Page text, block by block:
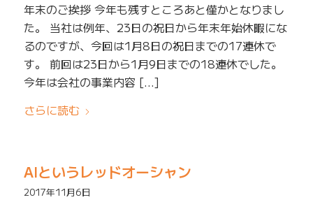
年末のご挨拶 今年も残すところあと僅かとなりまし
た。 当社は例年、23日の祝日から年末年始休暇にな
るのですが、今回は1月8日の祝日までの17連休で
す。 前回は23日から1月9日までの18連休でした。
今年は会社の事業内容 […]
さらに読む
AIというレッドオーシャン
2017年11月6日